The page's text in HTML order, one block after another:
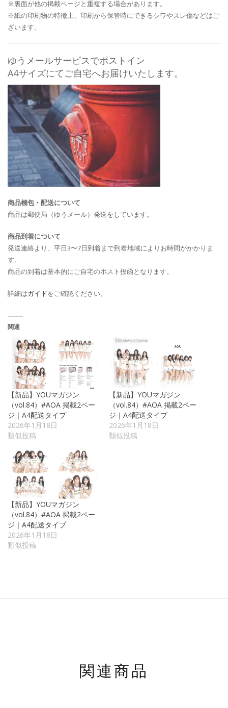
※裏面が他の掲載ページと重複する場合があります。
※紙の印刷物の特徴上、印刷から保管時にできるシワやスレ傷などはご
ざいます。
ゆうメールサービスでポストイン
A4サイズにてご自宅へお届けいたします。
商品梱包・配送について
商品は郵便局（ゆうメール）発送をしています。
商品到着について
発送連絡より、平日3〜7日到着まで到着地域によりお時間がかかりま
す。
商品の到着は基本的にご自宅のポスト投函となります。
詳細はガイドをご確認ください。
関連
【新品】YOUマガジン
（vol.84）#AOA 掲載2ペー
ジ｜A4配送タイプ
2026年1月18日
類似投稿
【新品】YOUマガジン
（vol.84）#AOA 掲載2ペー
ジ｜A4配送タイプ
2026年1月18日
類似投稿
【新品】YOUマガジン
（vol.84）#AOA 掲載2ペー
ジ｜A4配送タイプ
2026年1月18日
類似投稿
関連商品